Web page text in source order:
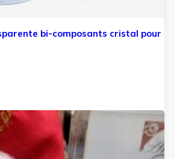
bi-composants cristal pour